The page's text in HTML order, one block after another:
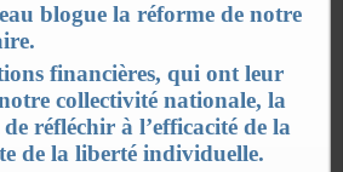
blogue la réforme de notre
financières, qui ont leur
collectivité nationale, la
de réfléchir à l’efficacité de la
de la liberté individuelle.